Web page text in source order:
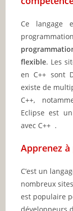
Ce langage
flexible. Les
en C++ sont
existe de
C++,
Eclipse est
avec C++ .
Apprenez
C’est un
nombreux
est populaire